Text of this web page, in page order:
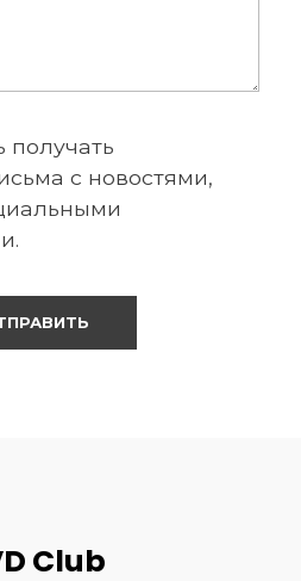
получать
с новостями,
Club